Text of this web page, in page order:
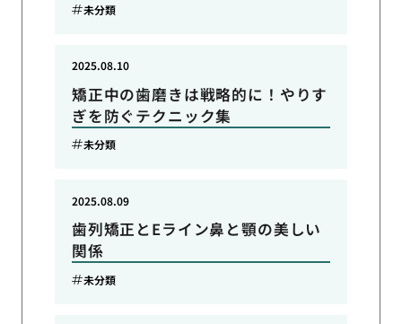
未分類
矯正中の歯磨きは戦略的に！やりす
ぎを防ぐテクニック集
2025.08.10
未分類
歯列矯正とEライン鼻と顎の美しい
関係
2025.08.09
未分類